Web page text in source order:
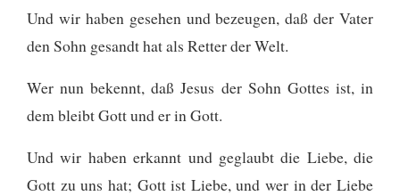
Und wir haben gesehen und bezeugen, daß der Vater
den Sohn gesandt hat als Retter der Welt.
Wer nun bekennt, daß Jesus der Sohn Gottes ist, in
dem bleibt Gott und er in Gott.
Und wir haben erkannt und geglaubt die Liebe, die
Gott zu uns hat; Gott ist Liebe, und wer in der Liebe